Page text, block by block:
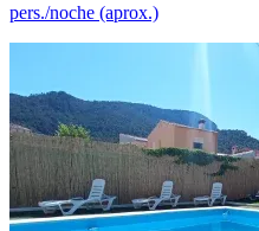
pers./noche (aprox.)